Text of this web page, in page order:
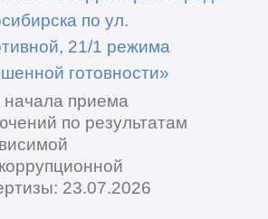
по ул.
21/1 режима
готовности»
начала приема
по результатам
23.07.2026